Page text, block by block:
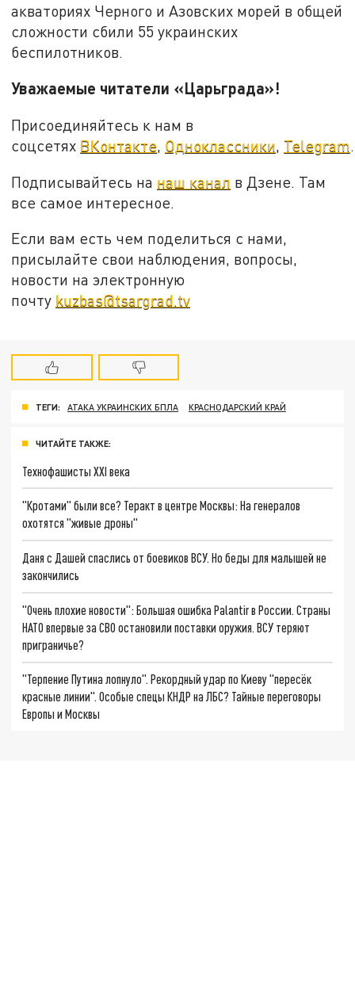
акваториях Черного и Азовских морей в общей
сложности сбили 55 украинских
беспилотников.
Уважаемые читатели «Царьграда»!
Присоединяйтесь к нам в
соцсетях ВКонтакте, Одноклассники, Telegram.
Подписывайтесь на наш канал в Дзене. Там
все самое интересное.
Если вам есть чем поделиться с нами,
присылайте свои наблюдения, вопросы,
новости на электронную
почту kuzbas@tsargrad.tv
ТЕГИ: АТАКА УКРАИНСКИХ БПЛА КРАСНОДАРСКИЙ КРАЙ
ЧИТАЙТЕ ТАКЖЕ:
Технофашисты XXI века
"Кротами" были все? Теракт в центре Москвы: На генералов
охотятся "живые дроны"
Даня с Дашей спаслись от боевиков ВСУ. Но беды для малышей не
закончились
"Очень плохие новости": Большая ошибка Palantir в России. Страны
НАТО впервые за СВО остановили поставки оружия. ВСУ теряют
приграничье?
"Терпение Путина лопнуло". Рекордный удар по Киеву "пересёк
красные линии". Особые спецы КНДР на ЛБС? Тайные переговоры
Европы и Москвы